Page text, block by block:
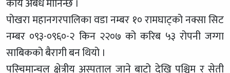
पोखरा महानगरपालिका वडा नम्बर १० रामघाट्को नक्सा सिट
नम्बर ०९३-०९६०-२ किन २२०७ को करिब ५३ रोपनी जग्गा
साबिकको बैरागी बन थियो ।
पस्चिमान्चल क्षेत्रीय अस्पताल जाने बाटो देखि पश्चिम र सेती